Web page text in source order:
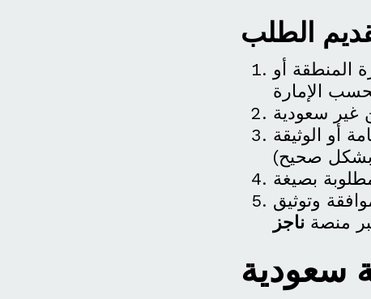
المنطقة أو
أو الوثيقة
وتوثيق
منصة ناجز
سعودية